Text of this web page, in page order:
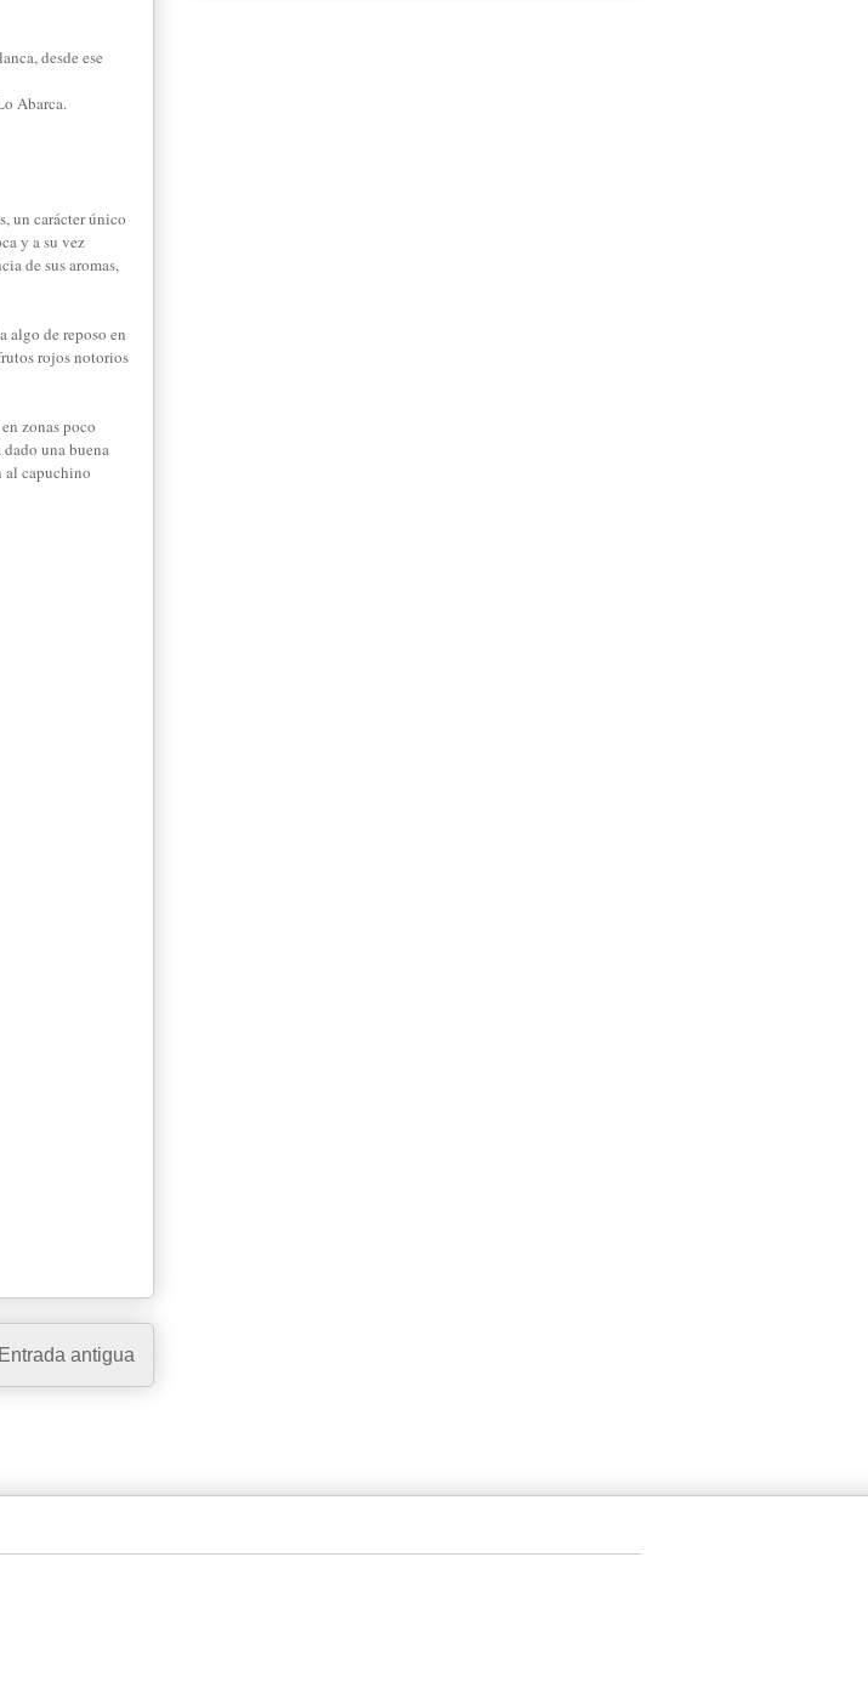
desde ese
Abarca.
un carácter único
y a su vez
de sus aromas,
algo de reposo en
rojos notorios
zonas poco
una buena
al capuchino
Entrada antigua